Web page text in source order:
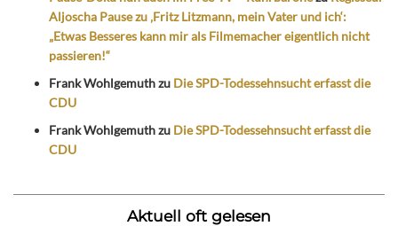
Aljoscha Pause zu ‚Fritz Litzmann, mein Vater und ich‘:
„Etwas Besseres kann mir als Filmemacher eigentlich nicht
passieren!“
Frank Wohlgemuthzu Die SPD-Todessehnsucht erfasst die
CDU
Frank Wohlgemuthzu Die SPD-Todessehnsucht erfasst die
CDU
Aktuell oft gelesen